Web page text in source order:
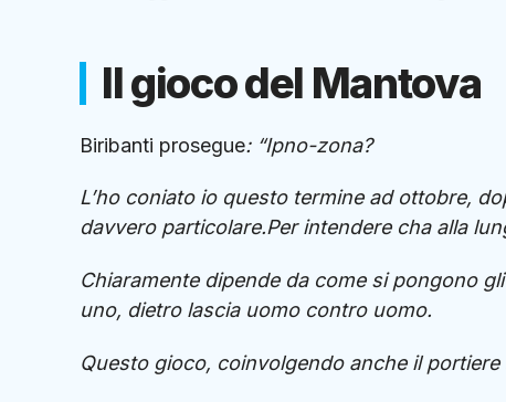
Il gioco del Mantova
Biribanti prosegue: “Ipno-zona?
L’ho coniato io questo termine ad ottobre,
davvero particolare.Per intendere cha alla
Chiaramente dipende da come si pongono
uno, dietro lascia uomo contro uomo.
Questo gioco, coinvolgendo anche il